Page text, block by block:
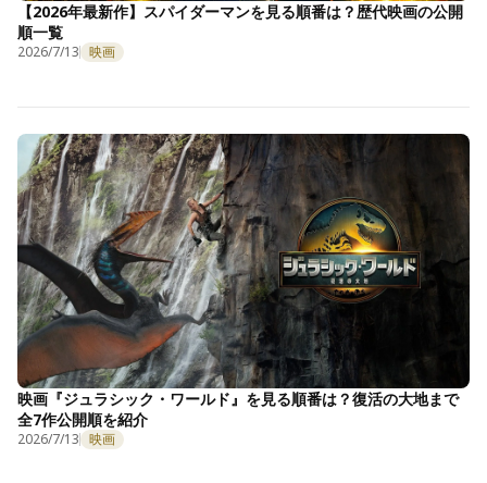
【2026年最新作】スパイダーマンを見る順番は？歴代映画の公開
順一覧
2026/7/13 映画
映画『ジュラシック・ワールド』を見る順番は？復活の大地まで
全7作公開順を紹介
2026/7/13 映画